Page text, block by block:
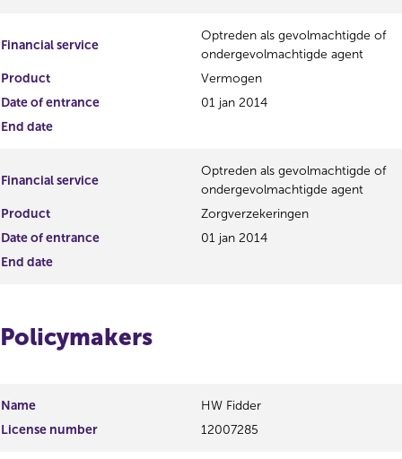
Financial service
Optreden als gevolmachtigde of
ondergevolmachtigde agent
Product
Vermogen
Date of entrance
01 jan 2014
End date
Financial service
Optreden als gevolmachtigde of
ondergevolmachtigde agent
Product
Zorgverzekeringen
Date of entrance
01 jan 2014
End date
Policymakers
Name
HW Fidder
License number
12007285